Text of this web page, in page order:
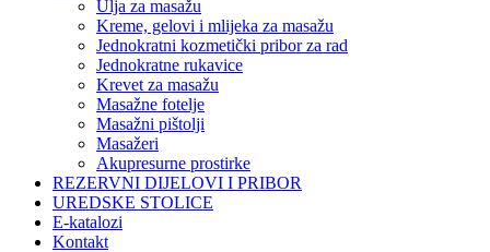
Ulja za masažu
Kreme, gelovi i mlijeka za masažu
Jednokratni kozmetički pribor za rad
Jednokratne rukavice
Krevet za masažu
Masažne fotelje
Masažni pištolji
Masažeri
Akupresurne prostirke
REZERVNI DIJELOVI I PRIBOR
UREDSKE STOLICE
E-katalozi
Kontakt